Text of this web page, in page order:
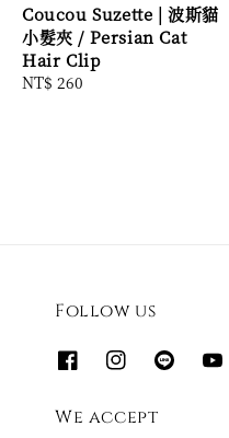
Coucou Suzette | 波斯貓
小髮夾 / Persian Cat
Hair Clip
Regular
NT$ 260
Follow us
We accept